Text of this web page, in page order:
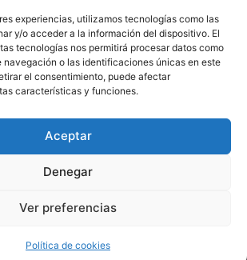
experiencias, utilizamos tecnologías como las
y/o acceder a la información del dispositivo. El
tecnologías nos permitirá procesar datos como
navegación o las identificaciones únicas en este
el consentimiento, puede afectar
características y funciones.
Aceptar
Denegar
Ver preferencias
Política de cookies
productos
ENVÍO GRATIS 24/48H